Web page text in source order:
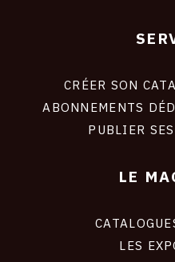
CRÉER SON
ABONNEMENTS
PUBLIER
LE
LES